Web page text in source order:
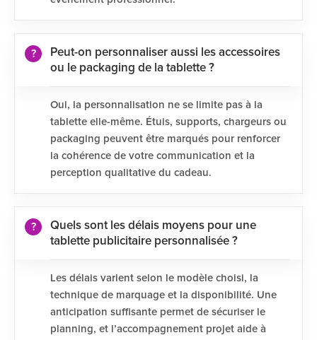
Peut-on personnaliser aussi les accessoires
ou le packaging de la tablette ?
Oui, la personnalisation ne se limite pas à la
tablette elle-même. Étuis, supports, chargeurs ou
packaging peuvent être marqués pour renforcer
la cohérence de votre communication et la
perception qualitative du cadeau.
Quels sont les délais moyens pour une
tablette publicitaire personnalisée ?
Les délais varient selon le modèle choisi, la
technique de marquage et la disponibilité. Une
anticipation suffisante permet de sécuriser le
planning, et l’accompagnement projet aide à